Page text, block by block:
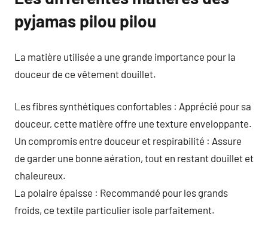
pyjamas pilou pilou
La matière utilisée a une grande importance pour la
douceur de ce vêtement douillet.
Les fibres synthétiques confortables : Apprécié pour sa
douceur, cette matière offre une texture enveloppante.
Un compromis entre douceur et respirabilité : Assure
de garder une bonne aération, tout en restant douillet et
chaleureux.
La polaire épaisse : Recommandé pour les grands
froids, ce textile particulier isole parfaitement.